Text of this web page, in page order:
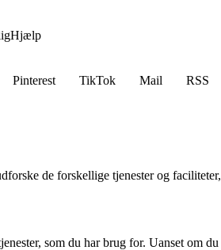
Hjælp
Pinterest TikTok Mail
RSS
de forskellige tjenester og
som du har brug for. Uanset om